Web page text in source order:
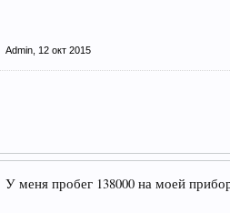
Admin 12 окт 2015
У меня пробег 138000 на моей